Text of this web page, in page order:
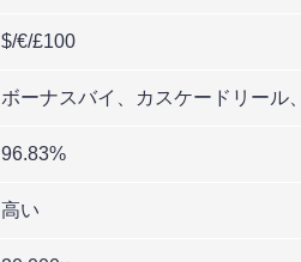
$/€/£100
ボーナスバイ、カスケードリール
96.83%
高い